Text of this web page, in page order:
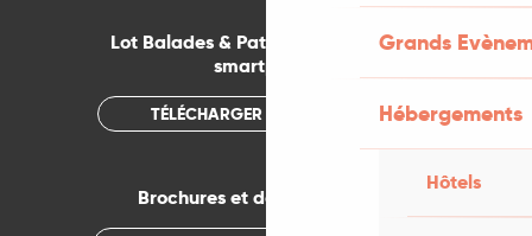
Grands
Hébergements
Hôtels
Lot Balades & Patrimoines sur votre
smartphone
TÉLÉCHARGER L'APPLICATION
Brochures et documentations